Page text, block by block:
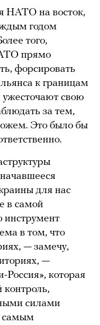
НАТО на восток,
годом
того,
прямо
форсировать
к границам
свою
за тем,
Это было бы
для нас
в самой
инструмент
в том, что
— замечу,
—
Россия», которая
силами
самым